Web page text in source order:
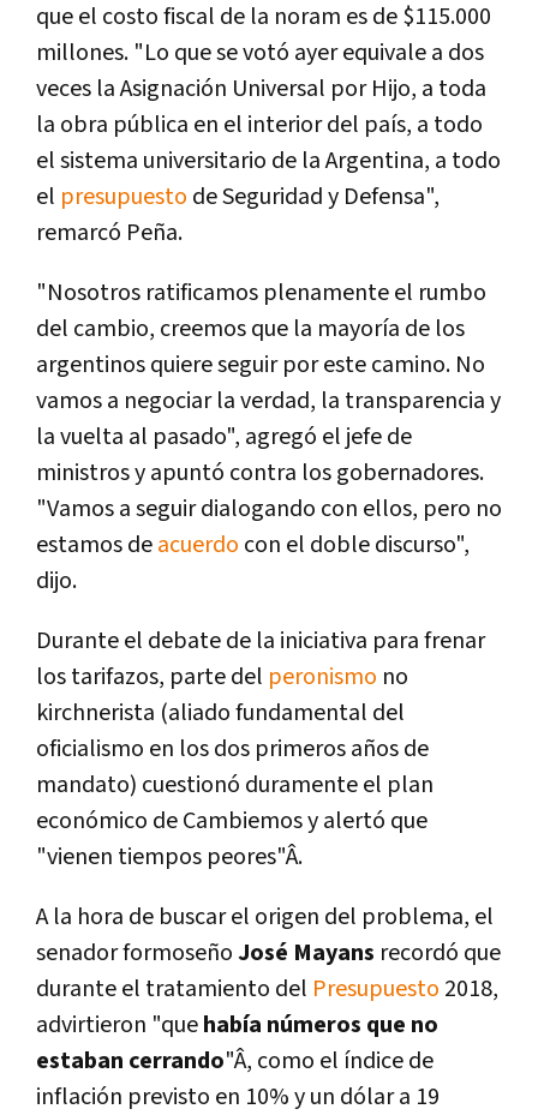
que el costo fiscal de la noram es de $115.000
millones. "Lo que se votó ayer equivale a dos
veces la Asignación Universal por Hijo, a toda
la obra pública en el interior del paí­s, a todo
el sistema universitario de la Argentina, a todo
el presupuesto de Seguridad y Defensa",
remarcó Peña.
"Nosotros ratificamos plenamente el rumbo
del cambio, creemos que la mayorí­a de los
argentinos quiere seguir por este camino. No
vamos a negociar la verdad, la transparencia y
la vuelta al pasado", agregó el jefe de
ministros y apuntó contra los gobernadores.
"Vamos a seguir dialogando con ellos, pero no
estamos deacuerdo con el doble discurso",
dijo.
Durante el debate de la iniciativa para frenar
los tarifazos, parte del peronismo no
kirchnerista (aliado fundamental del
oficialismo en los dos primeros años de
mandato) cuestionó duramente el plan
económico de Cambiemos y alertó que
"vienen tiempos peores"Â.
A la hora de buscar el origen del problema, el
senador formoseñoJosé Mayans recordó que
durante el tratamiento del Presupuesto 2018,
advirtieron "quehabí­a números que no
estaban cerrando"Â, como el í­ndice de
inflación previsto en 10% y un dólar a 19